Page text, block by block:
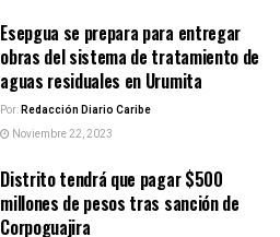
Esepgua se prepara para entregar
obras del sistema de tratamiento de
aguas residuales en Urumita
Por:Redacción Diario Caribe
Noviembre 22, 2023
Distrito tendrá que pagar $500
millones de pesos tras sanción de
Corpoguajira